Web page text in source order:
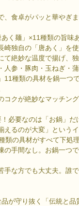
、食卓がパッと華やぎま
く麺」×11種類の旨味
崎独自の「唐あく」を
て絶妙な温度で揚げ、
人参・豚肉・玉ねぎ・
11種類の具材を鍋一つ
コクが絶妙なマッチング
必要なのは「お鍋」だ
えるのが大変」という
類の具材がすべて下処
の手間なし。お鍋一つ
手な方でも大丈夫。誰
が守り抜く「伝統と品